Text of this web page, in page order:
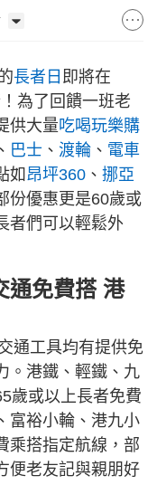
長者日 即將在
為了回饋一班老
供大量吃喝玩樂購
、 巴士 、 渡輪 、 電車
如 昂坪360 、 挪亞
份優惠更是60歲或
者們可以輕鬆外
通免費搭 港
通工具均有提供免
。港鐵、輕鐵、九
歲或以上長者免費
富裕小輪、港九小
乘搭指定航線，部
便老友記與親朋好